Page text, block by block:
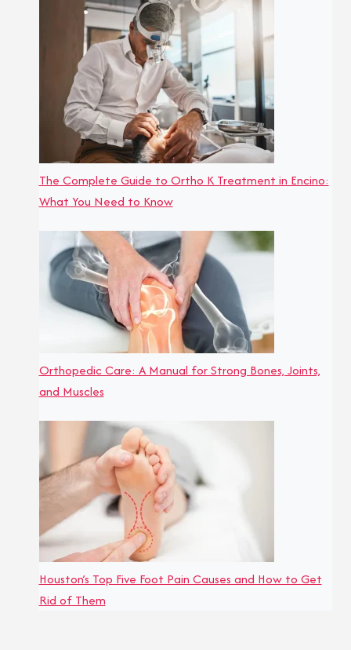
The Complete Guide to Ortho K Treatment in Encino:
What You Need to Know
Orthopedic Care: A Manual for Strong Bones, Joints,
and Muscles
Houston’s Top Five Foot Pain Causes and How to Get
Rid of Them